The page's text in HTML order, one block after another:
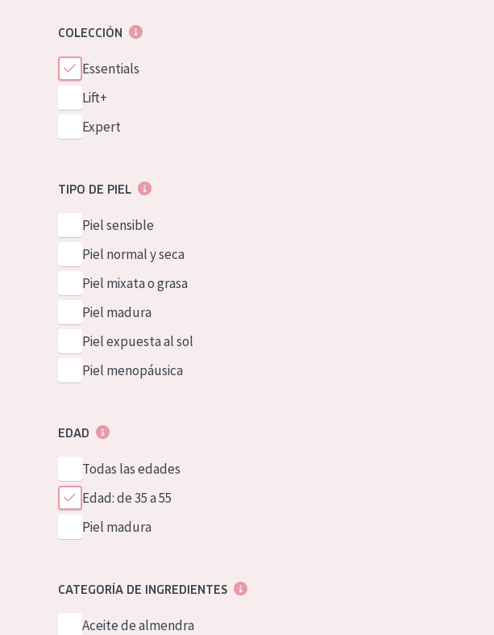
COLECCIÓN
Essentials
Lift+
Expert
TIPO DE PIEL
Piel sensible
Piel normal y seca
Piel mixata o grasa
Piel madura
Piel expuesta al sol
Piel menopáusica
EDAD
Todas las edades
Edad: de 35 a 55
Piel madura
CATEGORÍA DE INGREDIENTES
Aceite de almendra